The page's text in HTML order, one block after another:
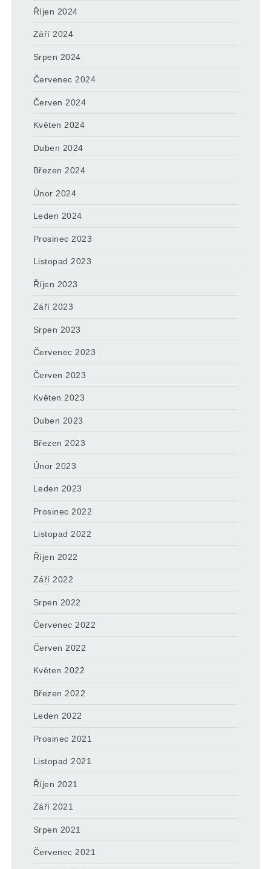
Říjen 2024
Září 2024
Srpen 2024
Červenec 2024
Červen 2024
Květen 2024
Duben 2024
Březen 2024
Únor 2024
Leden 2024
Prosinec 2023
Listopad 2023
Říjen 2023
Září 2023
Srpen 2023
Červenec 2023
Červen 2023
Květen 2023
Duben 2023
Březen 2023
Únor 2023
Leden 2023
Prosinec 2022
Listopad 2022
Říjen 2022
Září 2022
Srpen 2022
Červenec 2022
Červen 2022
Květen 2022
Březen 2022
Leden 2022
Prosinec 2021
Listopad 2021
Říjen 2021
Září 2021
Srpen 2021
Červenec 2021